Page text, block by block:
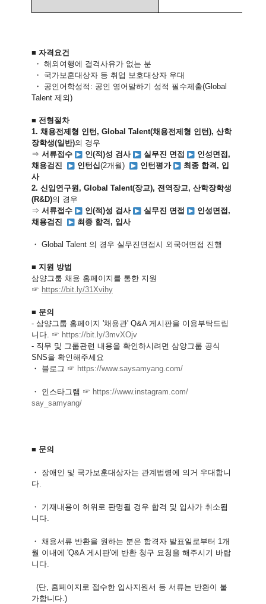
■ 자격요건
・ 해외여행에 결격사유가 없는 분
・
국가보훈대상자 등 취업 보호대상자 우대
・
공인어학성적: 공인 영어말하기 성적 필수제출(Global
Talent 제외)
■ 전형절차
1. 채용전제형 인턴, Global Talent(채용전제형 인턴), 산학
장학생(일반)의 경우
⇒ 서류접수 인(적)성 검사 실무진 면접
인성면접,
채용검진
인턴십(2개월) 인턴평가 최종 합격, 입
사
2. 신입연구원, Global Talent(장교), 전역장교, 산학장학생
(R&D)의 경우
⇒ 서류접수 인(적)성 검사 실무진 면접
인성면접,
채용검진
최종 합격, 입사
・ Global Talent 의 경우 실무진면접시 외국어면접 진행
■ 지원 방법
삼양그룹 채용 홈페이지를 통한 지원
☞ https://bit.ly/31Xvihy
■ 문의
- 삼양그룹 홈페이지 '채용관' Q&A 게시판을 이용부탁드립
니다. ☞ https://bit.ly/3mvXOjv
- 직무 및 그룹관련 내용을 확인하시려면 삼양그룹 공식
SNS을 확인해주세요
・
블로그 ☞ https://www.saysamyang.com/
・ 인스타그램 ☞ https://www.instagram.com/
say_samyang/
■ 문의
・
장애인 및 국가보훈대상자는 관계법령에 의거 우대합니
다.
・
기재내용이 허위로 판명될 경우 합격 및 입사가 취소됩
니다.
・ 채용서류 반환을 원하는 분은 합격자 발표일로부터 1개
월 이내에 'Q&A 게시판'에 반환 청구 요청을 해주시기 바랍
니다.
(단, 홈페이지로 접수한 입사지원서 등 서류는 반환이 불
가합니다.)